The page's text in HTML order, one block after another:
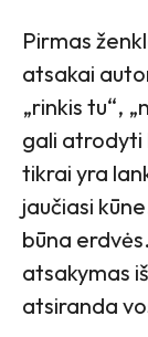
Pirmas
atsakai
„rinkis tu“,
gali atrodyti
tikrai yra
jaučiasi
būna
atsakymas
atsiranda